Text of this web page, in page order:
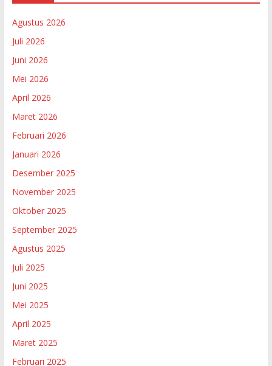
Agustus 2026
Juli 2026
Juni 2026
Mei 2026
April 2026
Maret 2026
Februari 2026
Januari 2026
Desember 2025
November 2025
Oktober 2025
September 2025
Agustus 2025
Juli 2025
Juni 2025
Mei 2025
April 2025
Maret 2025
Februari 2025